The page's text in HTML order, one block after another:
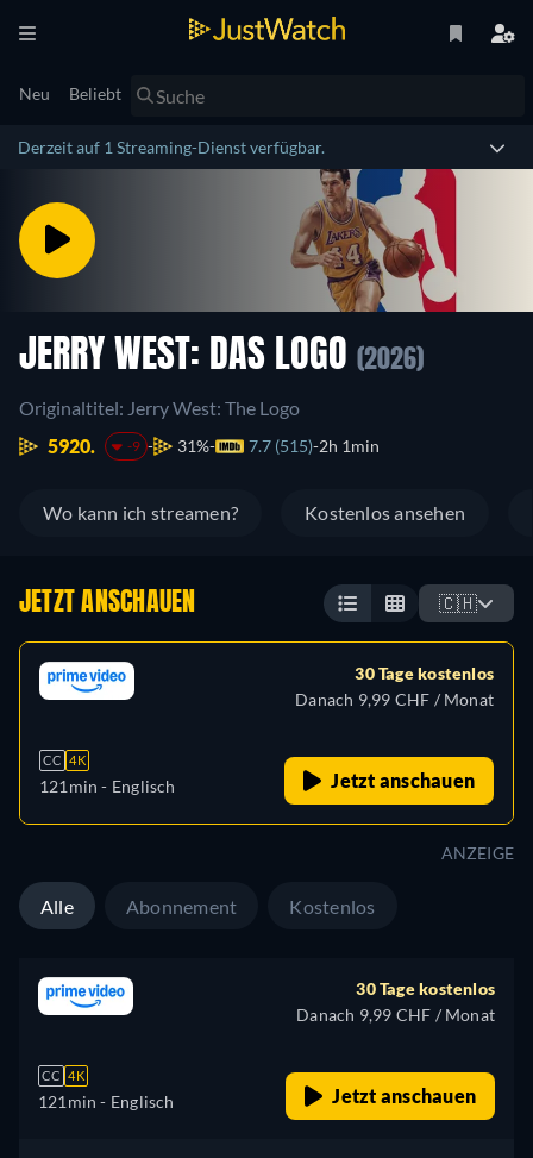
Neu Beliebt
Derzeit auf 1 Streaming-Dienst verfügbar.
JERRY WEST: DAS LOGO (2026)
Originaltitel: Jerry West: The Logo
5920.
-9 31% 7.7 (515) 2h 1min
Wo kann ich streamen? Kostenlos ansehen
JETZT ANSCHAUEN 🇨🇭
CC 4K
121min - Englisch
30 Tage kostenlos
Danach 9,99 CHF / Monat
Jetzt anschauen
ANZEIGE
Alle Abonnement Kostenlos
CC 4K
121min - Englisch
30 Tage kostenlos
Danach 9,99 CHF / Monat
Jetzt anschauen